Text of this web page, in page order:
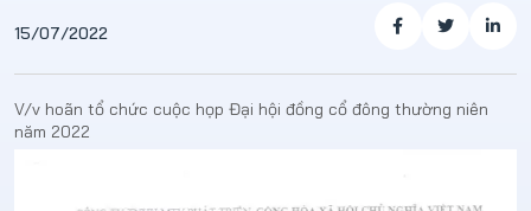
15/07/2022
V/v hoãn tổ chức cuộc họp Đại hội đồng cổ đông thường niên
năm 2022